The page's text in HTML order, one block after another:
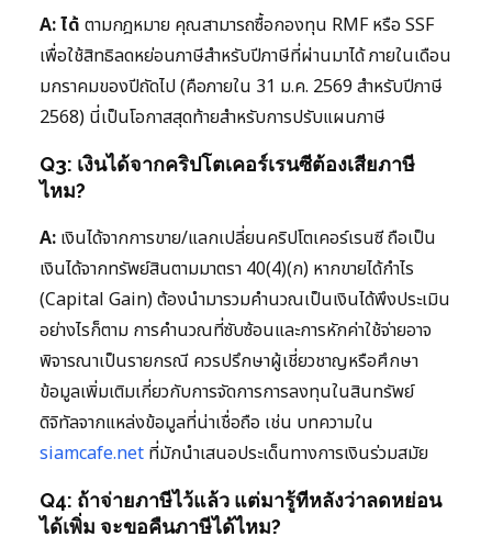
A:ได้ ตามกฎหมาย คุณสามารถซื้อกองทุน RMF หรือ SSF
เพื่อใช้สิทธิลดหย่อนภาษีสำหรับปีภาษีที่ผ่านมาได้ ภายในเดือน
มกราคมของปีถัดไป (คือภายใน 31 ม.ค. 2569 สำหรับปีภาษี
2568) นี่เป็นโอกาสสุดท้ายสำหรับการปรับแผนภาษี
Q3: เงินได้จากคริปโตเคอร์เรนซีต้องเสียภาษี
ไหม?
A: เงินได้จากการขาย/แลกเปลี่ยนคริปโตเคอร์เรนซี ถือเป็น
เงินได้จากทรัพย์สินตามมาตรา 40(4)(ก) หากขายได้กำไร
(Capital Gain) ต้องนำมารวมคำนวณเป็นเงินได้พึงประเมิน
อย่างไรก็ตาม การคำนวณที่ซับซ้อนและการหักค่าใช้จ่ายอาจ
พิจารณาเป็นรายกรณี ควรปรึกษาผู้เชี่ยวชาญหรือศึกษา
ข้อมูลเพิ่มเติมเกี่ยวกับการจัดการการลงทุนในสินทรัพย์
ดิจิทัลจากแหล่งข้อมูลที่น่าเชื่อถือ เช่น บทความใน
siamcafe.net ที่มักนำเสนอประเด็นทางการเงินร่วมสมัย
Q4: ถ้าจ่ายภาษีไว้แล้ว แต่มารู้ทีหลังว่าลดหย่อน
ได้เพิ่ม จะขอคืนภาษีได้ไหม?